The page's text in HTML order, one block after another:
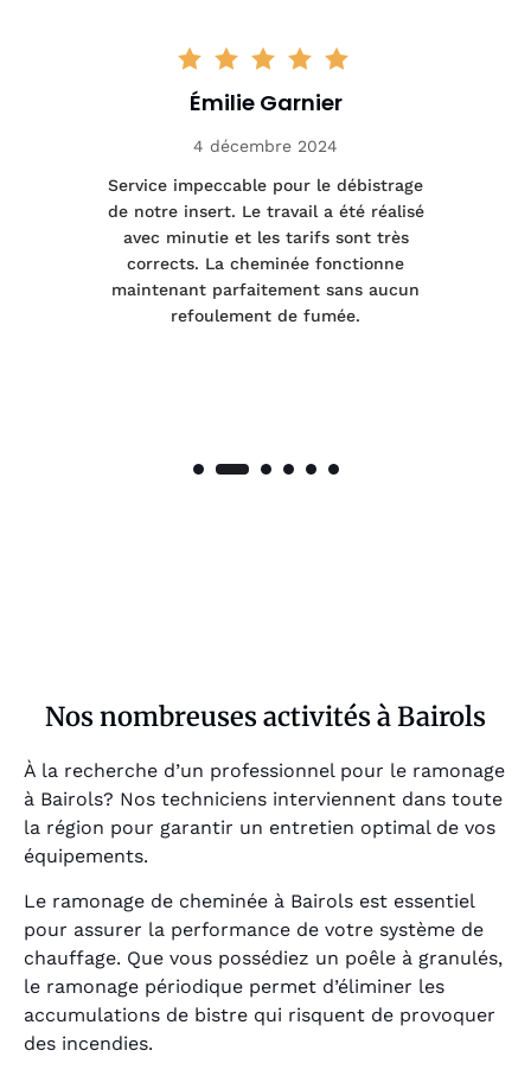
Émilie Garnier
4 décembre 2024
Service impeccable pour le débistrage
de notre insert. Le travail a été réalisé
avec minutie et les tarifs sont très
corrects. La cheminée fonctionne
maintenant parfaitement sans aucun
refoulement de fumée.
Nos nombreuses activités à Bairols
À la recherche d’un professionnel pour le ramonage
à Bairols? Nos techniciens interviennent dans toute
la région pour garantir un entretien optimal de vos
équipements.
Le ramonage de cheminée à Bairols est essentiel
pour assurer la performance de votre système de
chauffage. Que vous possédiez un poêle à granulés,
le ramonage périodique permet d’éliminer les
accumulations de bistre qui risquent de provoquer
des incendies.